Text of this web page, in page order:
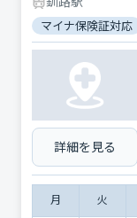
マイナ保険証対応
詳細を見る
月 火